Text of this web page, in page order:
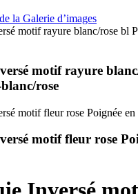
la Galerie d’images
motif rayure
rose
motif fleur rose